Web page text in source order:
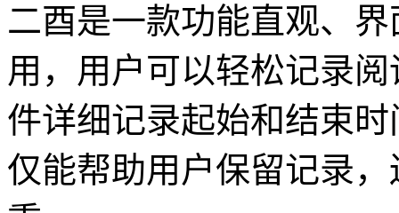
二酉是一款功能直观、
用，用户可以轻松记录
件详细记录起始和结束
仅能帮助用户保留记录，